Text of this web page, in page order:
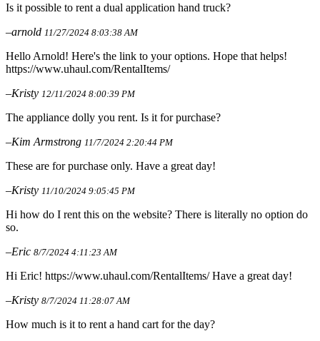
Is it possible to rent a dual application hand truck?
–arnold 11/27/2024 8:03:38 AM
Hello Arnold! Here's the link to your options. Hope that helps!
https://www.uhaul.com/RentalItems/
–Kristy 12/11/2024 8:00:39 PM
The appliance dolly you rent. Is it for purchase?
–Kim Armstrong 11/7/2024 2:20:44 PM
These are for purchase only. Have a great day!
–Kristy 11/10/2024 9:05:45 PM
Hi how do I rent this on the website? There is literally no option do
so.
–Eric 8/7/2024 4:11:23 AM
Hi Eric! https://www.uhaul.com/RentalItems/ Have a great day!
–Kristy 8/7/2024 11:28:07 AM
How much is it to rent a hand cart for the day?